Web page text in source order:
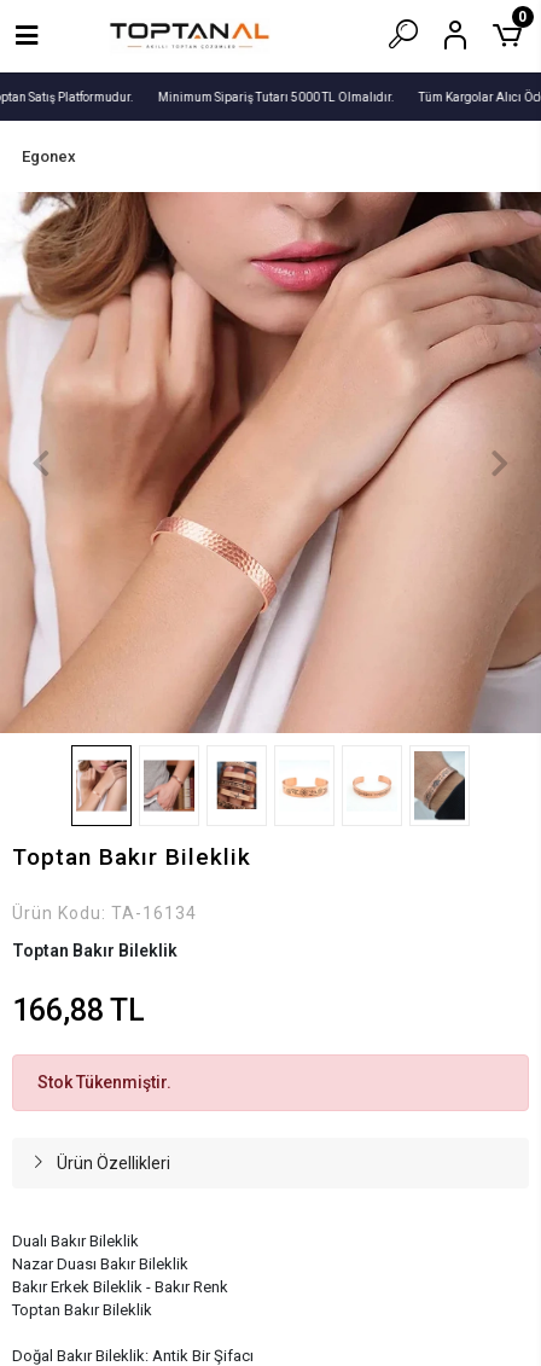
Satış Platformudur. Minimum Sipariş Tutarı 5000 TL Olmalıdır. Tüm Kargolar Alıcı
0
Egonex
Toptan Bakır Bileklik
Ürün Kodu: TA-16134
Toptan Bakır Bileklik
166,88 TL
Stok Tükenmiştir.
Ürün Özellikleri
Dualı Bakır Bileklik
Nazar Duası Bakır Bileklik
Bakır Erkek Bileklik - Bakır Renk
Toptan Bakır Bileklik
Doğal Bakır Bileklik: Antik Bir Şifacı